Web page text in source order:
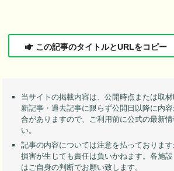
この記事のタイトルとURLをコピー
当サイトの掲載内容は、公開時点または取
新記事・過去記事に限らず公開日以降に内
合がありますので、ご利用前に公式の最新
い。
記事の内容については注意を払っておりま
損害が生じても責任は負いかねます。各施
はご自身の判断でお願い致します。